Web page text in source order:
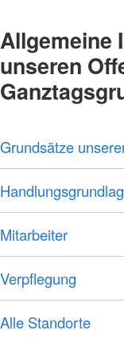
Allgemeine
unseren
Grundsätze
Mitarbeiter
Verpflegung
Alle Standorte